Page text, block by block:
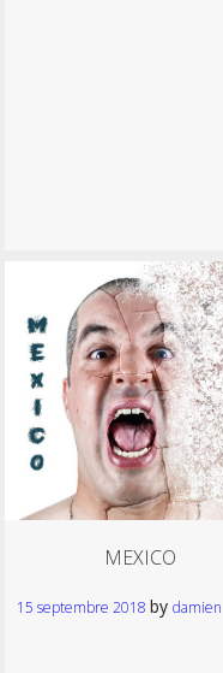
MEXICO
15 septembre 2018 bydamien